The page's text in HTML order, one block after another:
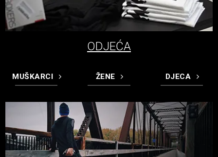
ODJEĆA
MUŠKARCI ŽENE DJECA